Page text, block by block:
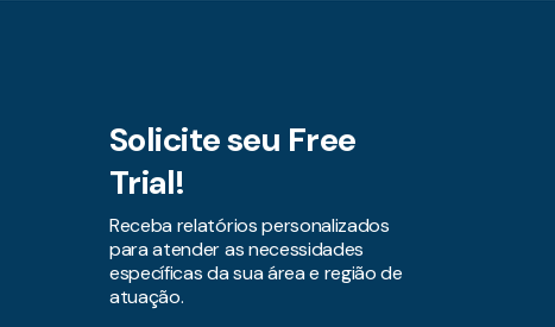
Solicite seu Free
Trial!
Receba relatórios personalizados
para atender as necessidades
específicas da sua área e região de
atuação.